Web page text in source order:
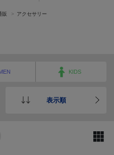
販 アクセサリー
KIDS
表示順